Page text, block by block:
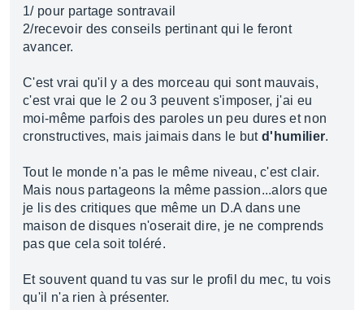
1/ pour partage sontravail
2/recevoir des conseils pertinant qui le feront
avancer.
C'est vrai qu'il y a des morceau qui sont mauvais,
c'est vrai que le 2 ou 3 peuvent s'imposer, j'ai eu
moi-même parfois des paroles un peu dures et non
cronstructives, mais jaimais dans le butd'humilier.
Tout le monde n'a pas le même niveau, c'est clair.
Mais nous partageons la même passion...alors que
je lis des critiques que même un D.A dans une
maison de disques n'oserait dire, je ne comprends
pas que cela soit toléré.
Et souvent quand tu vas sur le profil du mec, tu vois
qu'il n'a rien à présenter.